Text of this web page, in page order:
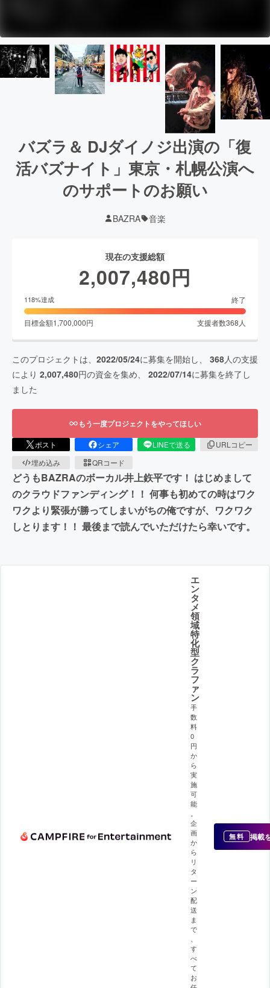
バズラ＆ DJダイノジ出演の「復
活バズナイト」東京・札幌公演へ
のサポートのお願い
BAZRA 音楽
現在の支援総額
2,007,480円
118%達成 終了
目標金額1,700,000円 支援者数368 人
このプロジェクトは、 2022/05/24に募集を開始し、 368人の支援
により 2,007,480円の資金を集め、 2022/07/14に募集を終了し
ました
もう一度プロジェクトをやってほしい
ポスト シェア LINEで送る
URLコピー
埋め込み
QRコード
どうもBAZRAのボーカル井上鉃平です！ はじめまして
のクラウドファンディング！！ 何事も初めての時はワク
ワクより緊張が勝ってしまいがちの俺ですが、ワクワク
しとります！！ 最後まで読んでいただけたら幸いです。
エ
ン
タ
メ
領
域
特
化
型
ク
ラ
フ
ァ
ン
手
数
料
0
円
か
ら
実
施
可
能
企
画
か
ら
リ
タ
ー
ン
配
送
ま
で
す
べ
て
お
無料 掲載